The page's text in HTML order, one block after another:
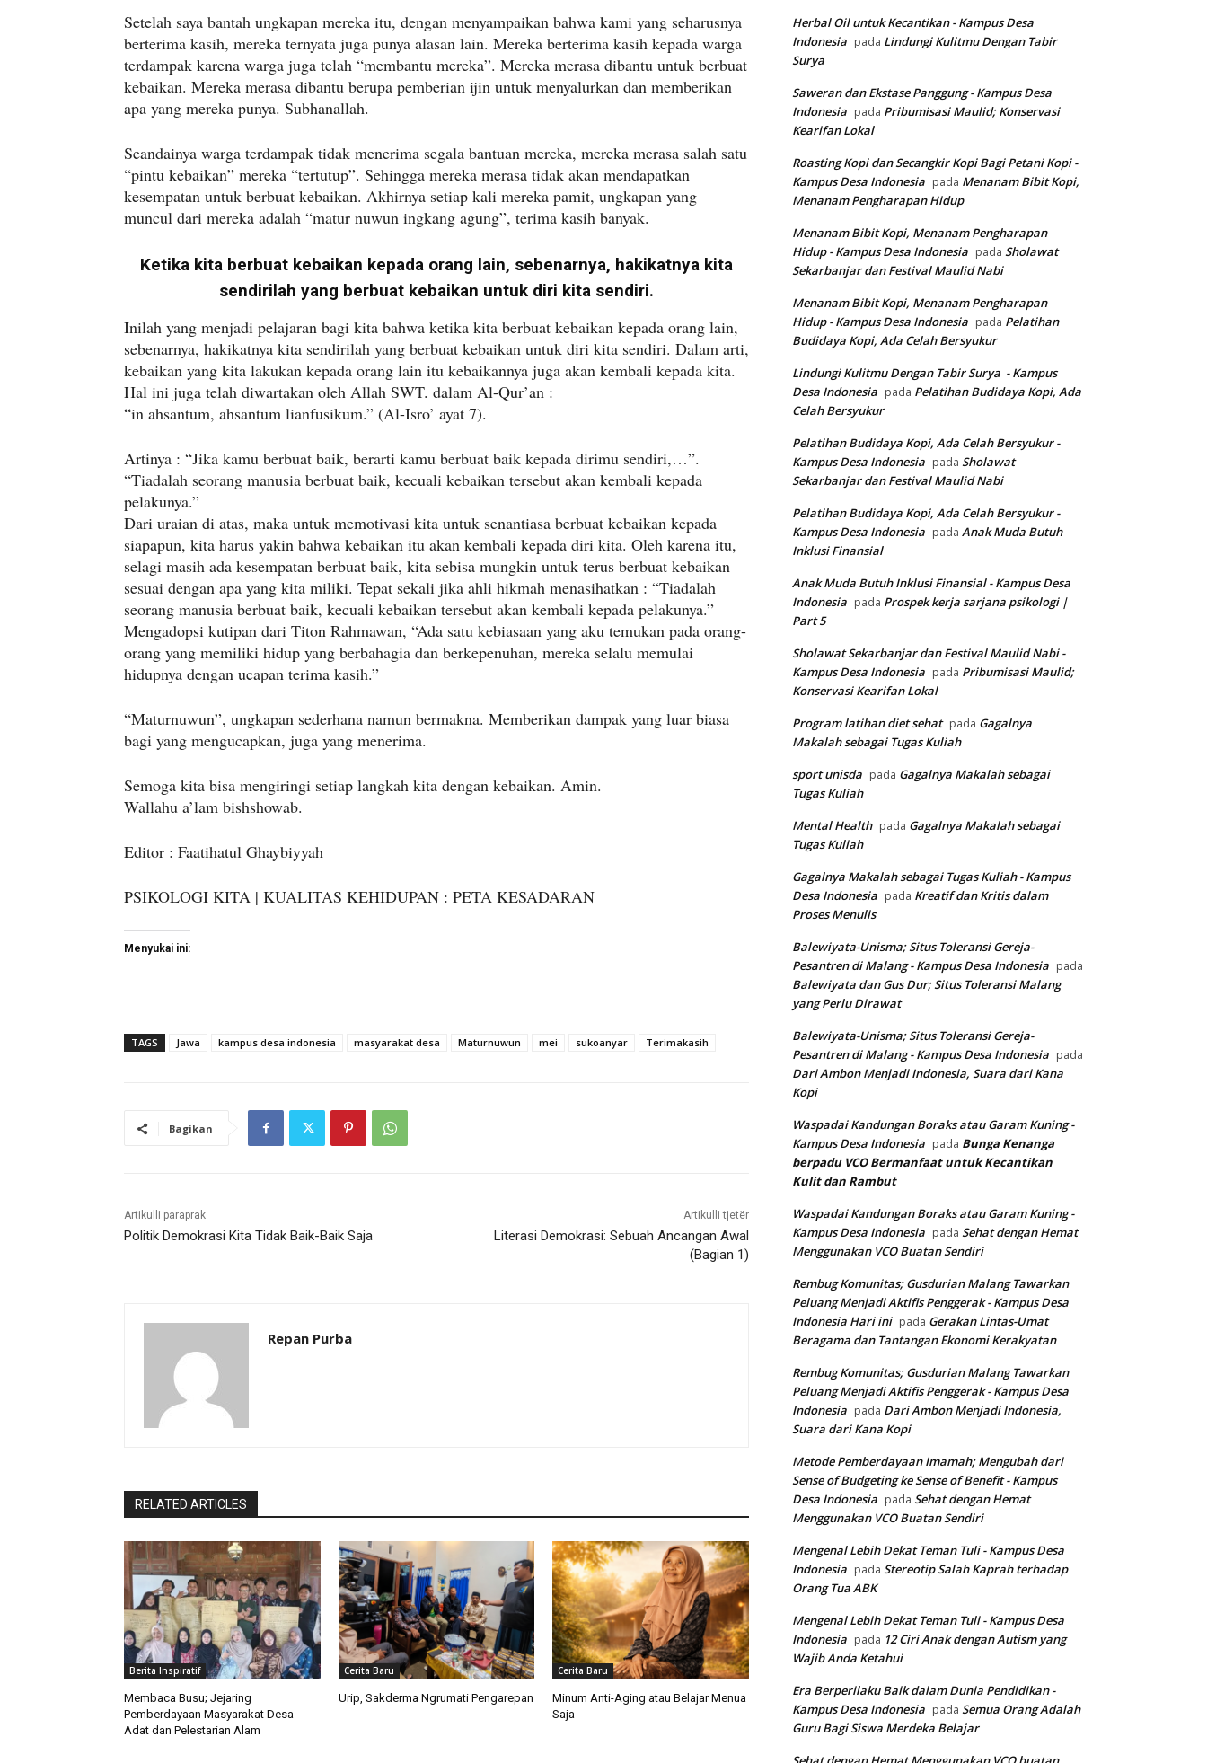
Setelah saya bantah ungkapan mereka itu, dengan menyampaikan bahwa kami yang seharusnya
berterima kasih, mereka ternyata juga punya alasan lain. Mereka berterima kasih kepada warga
terdampak karena warga juga telah “membantu mereka”. Mereka merasa dibantu untuk berbuat
kebaikan. Mereka merasa dibantu berupa pemberian ijin untuk menyalurkan dan memberikan
apa yang mereka punya. Subhanallah.
Seandainya warga terdampak tidak menerima segala bantuan mereka, mereka merasa salah satu
“pintu kebaikan” mereka “tertutup”. Sehingga mereka merasa tidak akan mendapatkan
kesempatan untuk berbuat kebaikan. Akhirnya setiap kali mereka pamit, ungkapan yang
muncul dari mereka adalah “matur nuwun ingkang agung”, terima kasih banyak.
Ketika kita berbuat kebaikan kepada orang lain, sebenarnya, hakikatnya kita
sendirilah yang berbuat kebaikan untuk diri kita sendiri.
Inilah yang menjadi pelajaran bagi kita bahwa ketika kita berbuat kebaikan kepada orang lain,
sebenarnya, hakikatnya kita sendirilah yang berbuat kebaikan untuk diri kita sendiri. Dalam arti,
kebaikan yang kita lakukan kepada orang lain itu kebaikannya juga akan kembali kepada kita.
Hal ini juga telah diwartakan oleh Allah SWT. dalam Al-Qur’an :
“in ahsantum, ahsantum lianfusikum.” (Al-Isro’ ayat 7).
Artinya : “Jika kamu berbuat baik, berarti kamu berbuat baik kepada dirimu sendiri,…”.
“Tiadalah seorang manusia berbuat baik, kecuali kebaikan tersebut akan kembali kepada
pelakunya.”
Dari uraian di atas, maka untuk memotivasi kita untuk senantiasa berbuat kebaikan kepada
siapapun, kita harus yakin bahwa kebaikan itu akan kembali kepada diri kita. Oleh karena itu,
selagi masih ada kesempatan berbuat baik, kita sebisa mungkin untuk terus berbuat kebaikan
sesuai dengan apa yang kita miliki. Tepat sekali jika ahli hikmah menasihatkan : “Tiadalah
seorang manusia berbuat baik, kecuali kebaikan tersebut akan kembali kepada pelakunya.”
Mengadopsi kutipan dari Titon Rahmawan, “Ada satu kebiasaan yang aku temukan pada orang-
orang yang memiliki hidup yang berbahagia dan berkepenuhan, mereka selalu memulai
hidupnya dengan ucapan terima kasih.”
“Maturnuwun”, ungkapan sederhana namun bermakna. Memberikan dampak yang luar biasa
bagi yang mengucapkan, juga yang menerima.
Semoga kita bisa mengiringi setiap langkah kita dengan kebaikan. Amin.
Wallahu a’lam bishshowab.
Editor : Faatihatul Ghaybiyyah
PSIKOLOGI KITA | KUALITAS KEHIDUPAN : PETA KESADARAN
Menyukai ini:
TAGS Jawa kampus desa indonesia masyarakat desa Maturnuwun mei sukoanyar Terimakasih
Bagikan
Artikulli paraprak
Politik Demokrasi Kita Tidak Baik-Baik Saja
Artikulli tjetër
Literasi Demokrasi: Sebuah Ancangan Awal
(Bagian 1)
Repan Purba
RELATED ARTICLES
Berita Inspiratif
Membaca Busu; Jejaring
Pemberdayaan Masyarakat Desa
Adat dan Pelestarian Alam
Cerita Baru
Urip, Sakderma Ngrumati Pengarepan
Cerita Baru
Minum Anti-Aging atau Belajar Menua
Saja
Herbal Oil untuk Kecantikan - Kampus Desa
Indonesia pada Lindungi Kulitmu Dengan Tabir
Surya
Saweran dan Ekstase Panggung - Kampus Desa
Indonesia pada Pribumisasi Maulid; Konservasi
Kearifan Lokal
Roasting Kopi dan Secangkir Kopi Bagi Petani Kopi -
Kampus Desa Indonesia pada Menanam Bibit Kopi,
Menanam Pengharapan Hidup
Menanam Bibit Kopi, Menanam Pengharapan
Hidup - Kampus Desa Indonesia pada Sholawat
Sekarbanjar dan Festival Maulid Nabi
Menanam Bibit Kopi, Menanam Pengharapan
Hidup - Kampus Desa Indonesia pada Pelatihan
Budidaya Kopi, Ada Celah Bersyukur
Lindungi Kulitmu Dengan Tabir Surya - Kampus
Desa Indonesia pada Pelatihan Budidaya Kopi, Ada
Celah Bersyukur
Pelatihan Budidaya Kopi, Ada Celah Bersyukur -
Kampus Desa Indonesia pada Sholawat
Sekarbanjar dan Festival Maulid Nabi
Pelatihan Budidaya Kopi, Ada Celah Bersyukur -
Kampus Desa Indonesia pada Anak Muda Butuh
Inklusi Finansial
Anak Muda Butuh Inklusi Finansial - Kampus Desa
Indonesia pada Prospek kerja sarjana psikologi |
Part 5
Sholawat Sekarbanjar dan Festival Maulid Nabi -
Kampus Desa Indonesia pada Pribumisasi Maulid;
Konservasi Kearifan Lokal
Program latihan diet sehat pada Gagalnya
Makalah sebagai Tugas Kuliah
sport unisda pada Gagalnya Makalah sebagai
Tugas Kuliah
Mental Health pada Gagalnya Makalah sebagai
Tugas Kuliah
Gagalnya Makalah sebagai Tugas Kuliah - Kampus
Desa Indonesia pada Kreatif dan Kritis dalam
Proses Menulis
Balewiyata-Unisma; Situs Toleransi Gereja-
Pesantren di Malang - Kampus Desa Indonesia pada
Balewiyata dan Gus Dur; Situs Toleransi Malang
yang Perlu Dirawat
Balewiyata-Unisma; Situs Toleransi Gereja-
Pesantren di Malang - Kampus Desa Indonesia pada
Dari Ambon Menjadi Indonesia, Suara dari Kana
Kopi
Waspadai Kandungan Boraks atau Garam Kuning -
Kampus Desa Indonesia pada Bunga Kenanga
berpadu VCOBermanfaat untuk Kecantikan
Kulit dan Rambut
Waspadai Kandungan Boraks atau Garam Kuning -
Kampus Desa Indonesia pada Sehat dengan Hemat
Menggunakan VCO Buatan Sendiri
Rembug Komunitas; Gusdurian Malang Tawarkan
Peluang Menjadi Aktifis Penggerak - Kampus Desa
Indonesia Hari ini pada Gerakan Lintas-Umat
Beragama dan Tantangan Ekonomi Kerakyatan
Rembug Komunitas; Gusdurian Malang Tawarkan
Peluang Menjadi Aktifis Penggerak - Kampus Desa
Indonesia pada Dari Ambon Menjadi Indonesia,
Suara dari Kana Kopi
Metode Pemberdayaan Imamah; Mengubah dari
Sense of Budgeting ke Sense of Benefit - Kampus
Desa Indonesia pada Sehat dengan Hemat
Menggunakan VCO Buatan Sendiri
Mengenal Lebih Dekat Teman Tuli - Kampus Desa
Indonesia pada Stereotip Salah Kaprah terhadap
Orang Tua ABK
Mengenal Lebih Dekat Teman Tuli - Kampus Desa
Indonesia pada 12 Ciri Anak dengan Autism yang
Wajib Anda Ketahui
Era Berperilaku Baik dalam Dunia Pendidikan -
Kampus Desa Indonesia pada Semua Orang Adalah
Guru Bagi Siswa Merdeka Belajar